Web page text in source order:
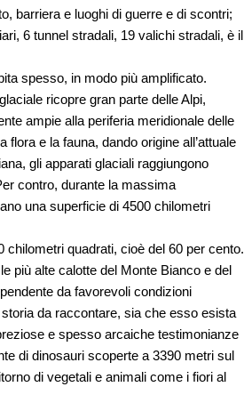
barriera e luoghi di guerre e di scontri;
6 tunnel stradali, 19 valichi stradali, è il
spesso, in modo più amplificato.
ricopre gran parte delle Alpi,
ampie alla periferia meridionale delle
e la fauna, dando origine all’attuale
gli apparati glaciali raggiungono
contro, durante la massima
una superficie di 4500 chilometri
quadrati, cioè del 60 per cento.
più alte calotte del Monte Bianco e del
da favorevoli condizioni
da raccontare, sia che esso esista
e spesso arcaiche testimonianze
di dinosauri scoperte a 3390 metri sul
di vegetali e animali come i fiori al